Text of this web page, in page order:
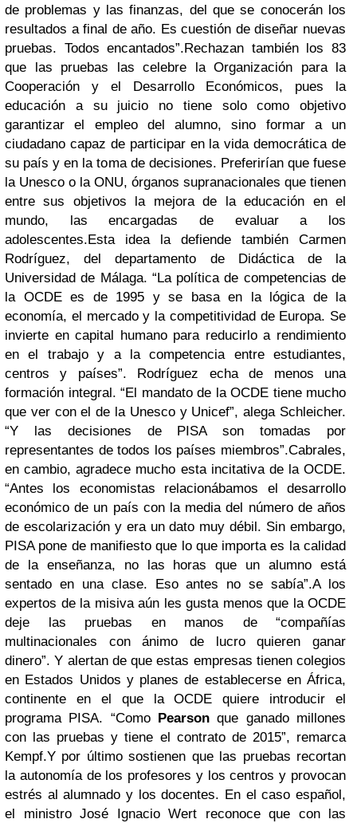
de problemas y las finanzas, del que se conocerán los
resultados a final de año. Es cuestión de diseñar nuevas
pruebas. Todos encantados”.Rechazan también los 83
que las pruebas las celebre la Organización para la
Cooperación y el Desarrollo Económicos, pues la
educación a su juicio no tiene solo como objetivo
garantizar el empleo del alumno, sino formar a un
ciudadano capaz de participar en la vida democrática de
su país y en la toma de decisiones. Preferirían que fuese
la Unesco o la ONU, órganos supranacionales que tienen
entre sus objetivos la mejora de la educación en el
mundo, las encargadas de evaluar a los
adolescentes.Esta idea la defiende también Carmen
Rodríguez, del departamento de Didáctica de la
Universidad de Málaga. “La política de competencias de
la OCDE es de 1995 y se basa en la lógica de la
economía, el mercado y la competitividad de Europa. Se
invierte en capital humano para reducirlo a rendimiento
en el trabajo y a la competencia entre estudiantes,
centros y países”. Rodríguez echa de menos una
formación integral. “El mandato de la OCDE tiene mucho
que ver con el de la Unesco y Unicef”, alega Schleicher.
“Y las decisiones de PISA son tomadas por
representantes de todos los países miembros”.Cabrales,
en cambio, agradece mucho esta incitativa de la OCDE.
“Antes los economistas relacionábamos el desarrollo
económico de un país con la media del número de años
de escolarización y era un dato muy débil. Sin embargo,
PISA pone de manifiesto que lo que importa es la calidad
de la enseñanza, no las horas que un alumno está
sentado en una clase. Eso antes no se sabía”.A los
expertos de la misiva aún les gusta menos que la OCDE
deje las pruebas en manos de “compañías
multinacionales con ánimo de lucro quieren ganar
dinero”. Y alertan de que estas empresas tienen colegios
en Estados Unidos y planes de establecerse en África,
continente en el que la OCDE quiere introducir el
programa PISA. “Como
Pearson que ganado millones
con las pruebas y tiene el contrato de 2015”, remarca
Kempf.Y por último sostienen que las pruebas recortan
la autonomía de los profesores y los centros y provocan
estrés al alumnado y los docentes. En el caso español,
el ministro José Ignacio Wert reconoce que con las